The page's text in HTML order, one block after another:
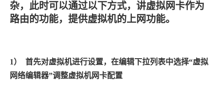
杂，此时可以通过以下方式，讲虚拟网卡作为
路由的功能，提供虚拟机的上网功能。
1）
首先对虚拟机进行设置，在编辑下拉列表中选择“虚拟
网络编辑器”调整虚拟机网卡配置